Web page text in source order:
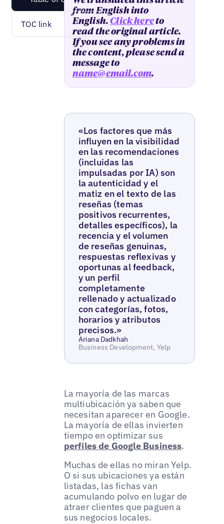
TOC link
from English into
English.Click hereto
read the original article.
If you see any problems in
the content, please send a
message to
name@email.com.
«Los factores que más
influyen en la visibilidad
en las recomendaciones
(incluidas las
impulsadas por IA) son
la autenticidad y el
matiz en el texto de las
reseñas (temas
positivos recurrentes,
detalles específicos), la
recencia y el volumen
de reseñas genuinas,
respuestas reflexivas y
oportunas al feedback,
y un perfil
completamente
rellenado y actualizado
con categorías, fotos,
horarios y atributos
precisos.»
Ariana Dadkhah
Business Development, Yelp
La mayoría de las marcas
multiubicación ya saben que
necesitan aparecer en Google.
La mayoría de ellas invierten
tiempo en optimizar sus
perfiles de Google Business.
Muchas de ellas no miran Yelp.
O si sus ubicaciones ya están
listadas, las fichas van
acumulando polvo en lugar de
atraer clientes que paguen a
sus negocios locales.